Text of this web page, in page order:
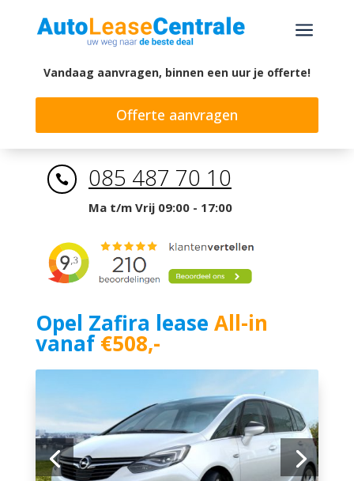
a
Vandaag aanvragen, binnen een uur je offerte!
Offerte aanvragen
 085 487 70 10
Ma t/m Vrij 09:00 - 17:00
Opel Zafira lease All-in
vanaf€508,-